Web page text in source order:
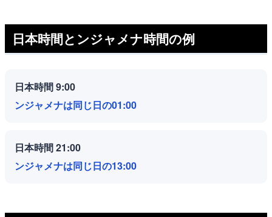
日本時間とンジャメナ時間の例
日本時間 9:00
ンジャメナは同じ日の01:00
日本時間 21:00
ンジャメナは同じ日の13:00